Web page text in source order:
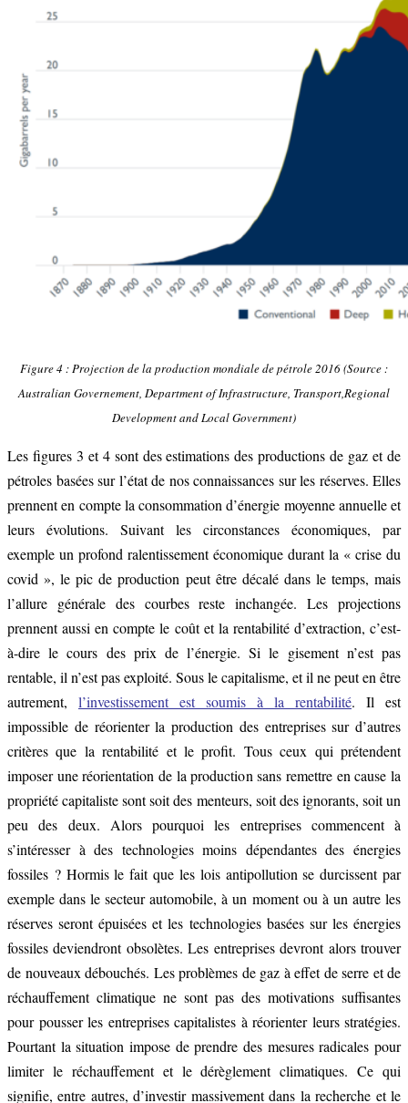
Figure 4 : Projection de la production mondiale de pétrole 2016 (Source :
Australian Governement, Department of Infrastructure, Transport,Regional
Development and Local Government)
Les figures 3 et 4 sont des estimations des productions de gaz et de
pétroles basées sur l’état de nos connaissances sur les réserves. Elles
prennent en compte la consommation d’énergie moyenne annuelle et
leurs évolutions. Suivant les circonstances économiques, par
exemple un profond ralentissement économique durant la « crise du
covid », le pic de production peut être décalé dans le temps, mais
l’allure générale des courbes reste inchangée. Les projections
prennent aussi en compte le coût et la rentabilité d’extraction, c’est-
à-dire le cours des prix de l’énergie. Si le gisement n’est pas
rentable, il n’est pas exploité. Sous le capitalisme, et il ne peut en être
autrement, l’investissement est soumis à la rentabilité. Il est
impossible de réorienter la production des entreprises sur d’autres
critères que la rentabilité et le profit. Tous ceux qui prétendent
imposer une réorientation de la production sans remettre en cause la
propriété capitaliste sont soit des menteurs, soit des ignorants, soit un
peu des deux. Alors pourquoi les entreprises commencent à
s’intéresser à des technologies moins dépendantes des énergies
fossiles ? Hormis le fait que les lois antipollution se durcissent par
exemple dans le secteur automobile, à un moment ou à un autre les
réserves seront épuisées et les technologies basées sur les énergies
fossiles deviendront obsolètes. Les entreprises devront alors trouver
de nouveaux débouchés. Les problèmes de gaz à effet de serre et de
réchauffement climatique ne sont pas des motivations suffisantes
pour pousser les entreprises capitalistes à réorienter leurs stratégies.
Pourtant la situation impose de prendre des mesures radicales pour
limiter le réchauffement et le dérèglement climatiques. Ce qui
signifie, entre autres, d’investir massivement dans la recherche et le